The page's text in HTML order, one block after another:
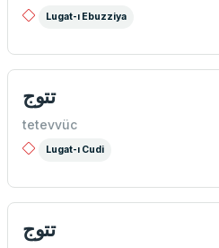
Lugat-ı Ebuzziya
تتوج
tetevvüc
Lugat-ı Cudi
تتوج